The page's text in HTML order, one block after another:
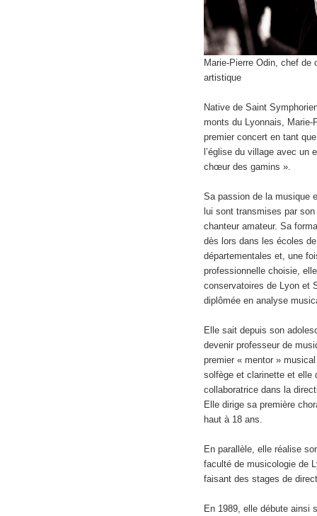
Marie-Pierre Odin, chef
artistique
Native de Saint
monts du Lyonnais, Marie-
premier concert en tant
l’église du village avec un
chœur des gamins ».
Sa passion de la musique
lui sont transmises par
chanteur amateur. Sa
dès lors dans les écoles
départementales et, une
professionnelle choisie,
conservatoires de Lyon et
diplômée en analyse
Elle sait depuis son
devenir professeur de
premier « mentor »
solfège et clarinette et elle
collaboratrice dans la
Elle dirige sa première
haut à 18 ans.
En parallèle, elle réalise
faculté de musicologie de
faisant des stages de
En 1989, elle débute ainsi